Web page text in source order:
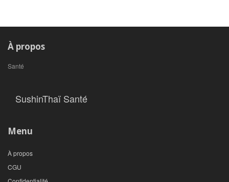
À propos
Santé
SushinThaï Santé
Menu
À propos
CGU